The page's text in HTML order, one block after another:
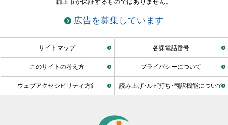
郡上市が保証するものではありません。
広告を募集しています
サイトマップ 各課電話番号
このサイトの考え方 プライバシーについて
ウェブアクセシビリティ方針 読み上げ･ルビ打ち･翻訳機能について